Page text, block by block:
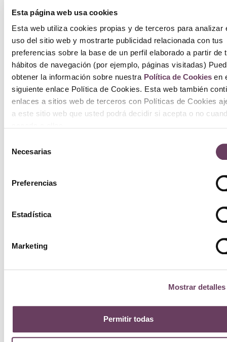
Esta página web usa cookies
Esta web utiliza cookies propias y de terceros para analizar
uso del sitio web y mostrarte publicidad relacionada con tus
preferencias sobre la base de un perfil elaborado a partir de
hábitos de navegación (por ejemplo, páginas visitadas)
obtener la información sobre nuestra Política de Cookiesen
siguiente enlace Política de Cookies. Esta web también
enlaces a sitios web de terceros con Políticas de Cookies
a este sitio web que usted podrá decidir si acepta o no
Necesarias
Preferencias
Estadística
Marketing
Mostrar detalles
Permitir todas